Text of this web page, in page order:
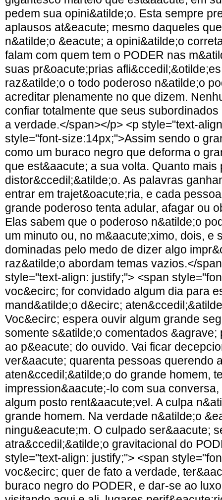
pedem sua opini&atilde;o. Esta sempre
aplausos at&eacute; mesmo daqueles
n&atilde;o &eacute; a opini&atilde;o
falam com quem tem o PODER nas
suas pr&oacute;prias
raz&atilde;o o todo poderoso n&atilde;o
acreditar plenamente no que dizem.
confiar totalmente que seus
a verdade.</span></p> <p style="text-
style="font-size:14px;">Assim sendo o
como um buraco negro que deforma o
que est&aacute; a sua volta. Quanto mais
distor&ccedil;&atilde;o. As palavras
entrar em trajet&oacute;ria, e cada
grande poderoso tenta adular, afagar ou
Elas sabem que o poderoso n&atilde;o
um minuto ou, no m&aacute;ximo, dois, e
dominadas pelo medo de dizer algo
raz&atilde;o abordam temas vazios.</
style="text-align: justify;"> <span
voc&ecirc; for convidado algum dia para
mand&atilde;o d&ecirc;
Voc&ecirc; espera ouvir algum grande
somente s&atilde;o comentados &agrave;
ao p&eacute; do ouvido. Vai ficar
ver&aacute; quarenta pessoas querendo
aten&ccedil;&atilde;o do grande homem,
impression&aacute;-lo com sua
algum posto rent&aacute;vel. A culpa
grande homem. Na verdade n&atilde;o
ningu&eacute;m. O culpado ser&aacute;
atra&ccedil;&atilde;o gravitacional do
style="text-align: justify;"> <span
voc&ecirc; quer de fato a verdade,
buraco negro do PODER, e dar-se ao